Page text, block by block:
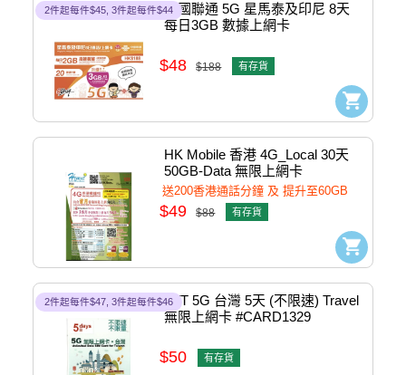
2件起每件$45, 3件起每件$44中國聯通 5G 星馬泰及印尼 8天
每日3GB 數據上網卡
$48 $188 有存貨
HK Mobile 香港 4G_Local 30天
50GB-Data 無限上網卡
#4897133225112 < Jun2026 升至
60GB >
送200香港通話分鐘 及 提升至60GB
$49 $88 有存貨
2件起每件$47, 3件起每件$46FTT 5G 台灣 5天 (不限速) Travel
無限上網卡 #CARD1329
$50 有存貨